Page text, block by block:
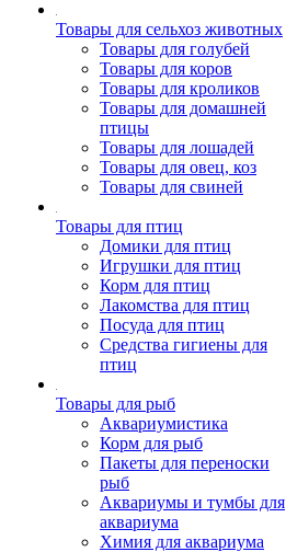
Товары для сельхоз животных
Товары для голубей
Товары для коров
Товары для кроликов
Товары для домашней
птицы
Товары для лошадей
Товары для овец, коз
Товары для свиней
Товары для птиц
Домики для птиц
Игрушки для птиц
Корм для птиц
Лакомства для птиц
Посуда для птиц
Средства гигиены для
птиц
Товары для рыб
Аквариумистика
Корм для рыб
Пакеты для переноски
рыб
Аквариумы и тумбы для
аквариума
Химия для аквариума